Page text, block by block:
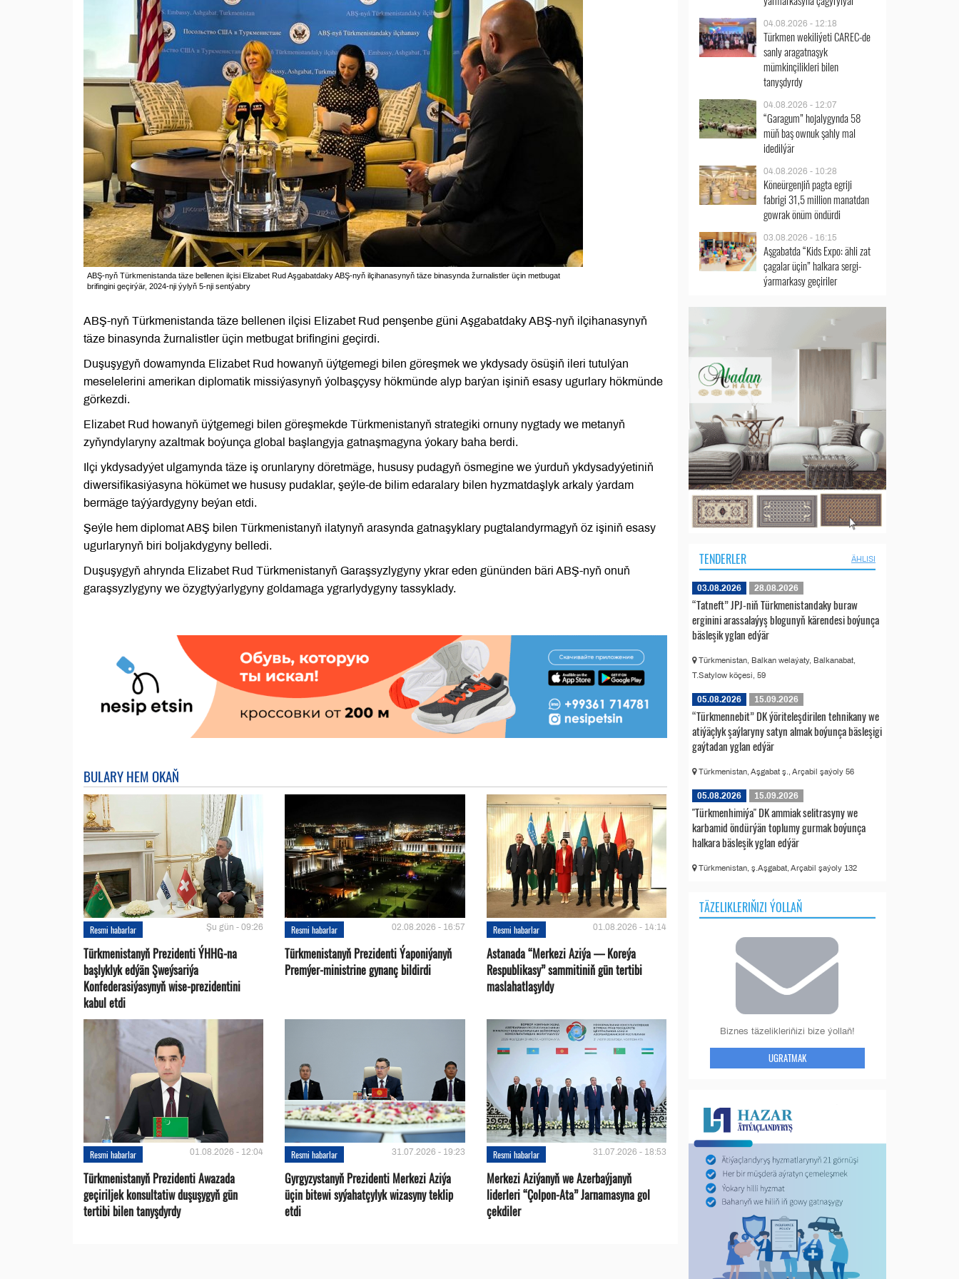
ABŞ-nyň Türkmenistanda täze bellenen ilçisi Elizabet Rud Aşgabatdaky ABŞ-nyň ilçihanasynyň täze binasynda žurnalistler üçin metbugat
brifingini geçirýär, 2024-nji ýylyň 5-nji sentýabry
ABŞ-nyň Türkmenistanda täze bellenen ilçisi Elizabet Rud penşenbe güni Aşgabatdaky ABŞ-nyň ilçihanasynyň
täze binasynda žurnalistler üçin metbugat brifingini geçirdi.
Duşuşygyň dowamynda Elizabet Rud howanyň üýtgemegi bilen göreşmek we ykdysady ösüşiň ileri tutulýan
meselelerini amerikan diplomatik missiýasynyň ýolbaşçysy hökmünde alyp barýan işiniň esasy ugurlary hökmünde
görkezdi.
Elizabet Rud howanyň üýtgemegi bilen göreşmekde Türkmenistanyň strategiki ornuny nygtady we metanyň
zyňyndylaryny azaltmak boýunça global başlangyja gatnaşmagyna ýokary baha berdi.
Ilçi ykdysadyýet ulgamynda täze iş orunlaryny döretmäge, hususy pudagyň ösmegine we ýurduň ykdysadyýetiniň
diwersifikasiýasyna hökümet we hususy pudaklar, şeýle-de bilim edaralary bilen hyzmatdaşlyk arkaly ýardam
bermäge taýýardygyny beýan etdi.
Şeýle hem diplomat ABŞ bilen Türkmenistanyň ilatynyň arasynda gatnaşyklary pugtalandyrmagyň öz işiniň esasy
ugurlarynyň biri boljakdygyny belledi.
Duşuşygyň ahrynda Elizabet Rud Türkmenistanyň Garaşsyzlygyny ykrar eden gününden bäri ABŞ-nyň onuň
garaşsyzlygyny we özygtyýarlygyny goldamaga ygrarlydygyny tassyklady.
BULARY HEM OKAŇ
Resmi habarlar Şu gün - 09:26
Türkmenistanyň Prezidenti ÝHHG-na
başlyklyk edýän Şweýsariýa
Konfederasiýasynyň wise-prezidentini
kabul etdi
Resmi habarlar 02.08.2026 - 16:57
Türkmenistanyň Prezidenti Ýaponiýanyň
Premýer-ministrine gynanç bildirdi
Resmi habarlar 01.08.2026 - 14:14
Astanada “Merkezi Aziýa — Koreýa
Respublikasy” sammitiniň gün tertibi
maslahatlaşyldy
Resmi habarlar 01.08.2026 - 12:04
Türkmenistanyň Prezidenti Awazada
geçiriljek konsultatiw duşuşygyň gün
tertibi bilen tanyşdyrdy
Resmi habarlar 31.07.2026 - 19:23
Gyrgyzystanyň Prezidenti Merkezi Aziýa
üçin bitewi syýahatçylyk wizasyny teklip
etdi
Resmi habarlar 31.07.2026 - 18:53
Merkezi Aziýanyň we Azerbaýjanyň
liderleri “Çolpon-Ata” Jarnamasyna gol
çekdiler
04.08.2026 - 12:18
Türkmen wekiliýeti CAREC-de
sanly aragatnaşyk
mümkinçilikleri bilen
tanyşdyrdy
04.08.2026 - 12:07
“Garagum” hojalygynda 58
müň baş ownuk şahly mal
idedilýär
04.08.2026 - 10:28
Köneürgenjiň pagta egriji
fabrigi 31,5 million manatdan
gowrak önüm öndürdi
03.08.2026 - 16:15
Aşgabatda “Kids Expo: ähli zat
çagalar üçin” halkara sergi-
ýarmarkasy geçiriler
TENDERLER ÄHLISI
03.08.2026 28.08.2026
“Tatneft” JPJ-niň Türkmenistandaky buraw
erginini arassalaýyş blogunyň kärendesi boýunça
bäsleşik yglan edýär
Türkmenistan, Balkan welaýaty, Balkanabat,
T.Satylow köçesi, 59
05.08.2026 15.09.2026
“Türkmennebit” DK ýöriteleşdirilen tehnikany we
atiýäçlyk şaýlaryny satyn almak boýunça bäsleşigi
gaýtadan yglan edýär
Türkmenistan, Aşgabat ş., Arçabil şaýoly 56
05.08.2026 15.09.2026
"Türkmenhimiýa" DK ammiak selitrasyny we
karbamid öndürýän toplumy gurmak boýunça
halkara bäsleşik yglan edýär
Türkmenistan, ş.Aşgabat, Arçabil şaýoly 132
TÄZELIKLERIŇIZI ÝOLLAŇ
Biznes täzelikleriňizi bize ýollaň!
UGRATMAK